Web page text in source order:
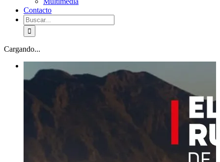
Contacto
Buscar:
Cargando...